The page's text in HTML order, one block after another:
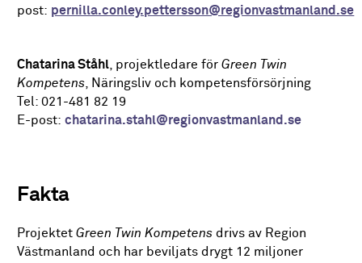
post: pernilla.conley.pettersson@regionvastmanland.se
Chatarina Ståhl, projektledare förGreen Twin
Kompetens, Näringsliv och kompetensförsörjning
Tel: 021-481 82 19
E-post:chatarina.stahl@regionvastmanland.se
Fakta
ProjektetGreen Twin Kompetens drivs av Region
Västmanland och har beviljats drygt 12 miljoner